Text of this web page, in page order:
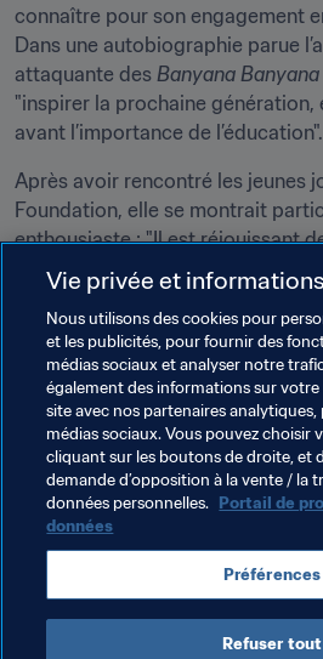
connaître pour son engagement
Dans une autobiographie parue
attaquante des Banyana Banyana
"inspirer la prochaine
avant l’importance de l’éducation".
Après avoir rencontré les jeunes
Foundation, elle se montrait
enthousiaste : "Il est réjouissant
s’intéresser au football et les
jouer. Nous avons entendu des
et je tiens à féliciter Jimmy pour
à ces enfants la motivation et la
Thèmes en lien
Organisation FIFA Legends
Vie privée et
Nous utilisons des cookies pour
et les publicités, pour fournir des
médias sociaux et analyser notre
également des informations sur
site avec nos partenaires
médias sociaux. Vous pouvez choisir
cliquant sur les boutons de droite, et
demande d’opposition à la vente / la
données personnelles. Portail de
données
Préférences
Refuser tout